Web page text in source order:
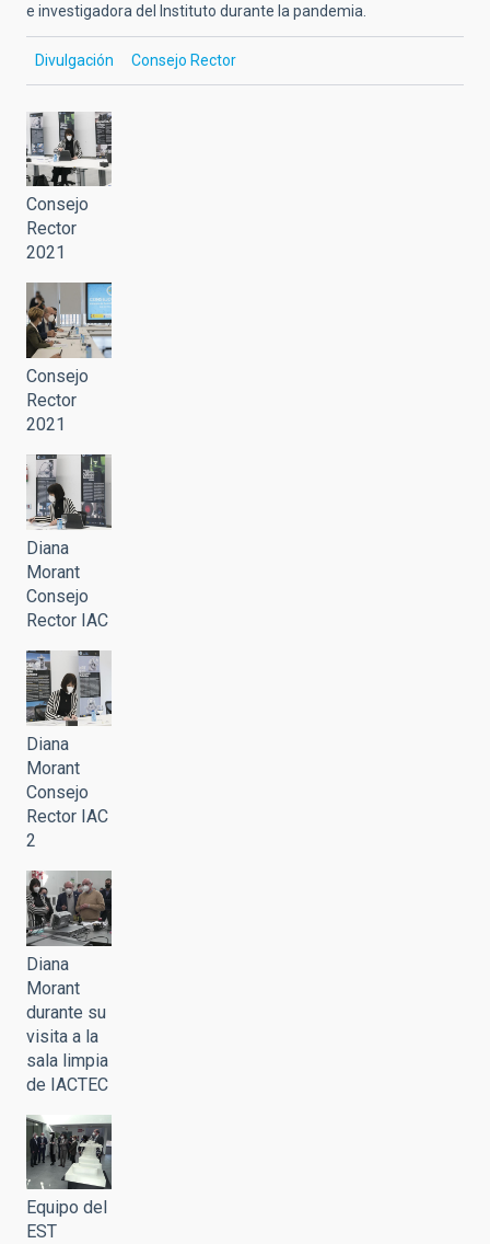
e investigadora del Instituto durante la pandemia.
Divulgación Consejo Rector
Consejo
Rector
2021
Consejo
Rector
2021
Diana
Morant
Consejo
Rector IAC
Diana
Morant
Consejo
Rector IAC
2
Diana
Morant
durante su
visita a la
sala limpia
de IACTEC
Equipo del
EST